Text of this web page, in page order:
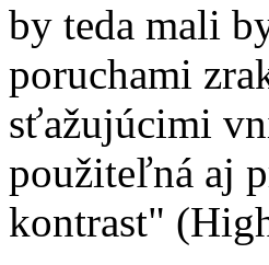
by teda mali
poruchami
sťažujúcimi
použiteľná aj
kontrast"